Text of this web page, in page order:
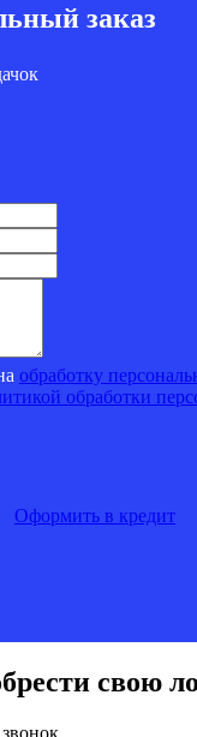
заказ
обработку
обработки
Оформить в кредит
свою